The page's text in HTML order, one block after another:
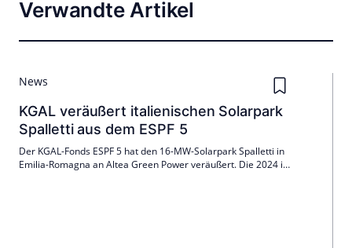
Verwandte Artikel
News
KGAL veräußert italienischen Solarpark
Spalletti aus dem ESPF 5
Der KGAL-Fonds ESPF 5 hat den 16-MW-Solarpark Spalletti in
Emilia-Romagna an Altea Green Power veräußert. Die 2024 in